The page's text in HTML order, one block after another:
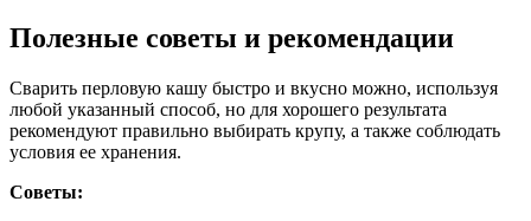
Полезные советы и рекомендации
Сварить перловую кашу быстро и вкусно можно, используя
любой указанный способ, но для хорошего результата
рекомендуют правильно выбирать крупу, а также соблюдать
условия ее хранения.
Советы: